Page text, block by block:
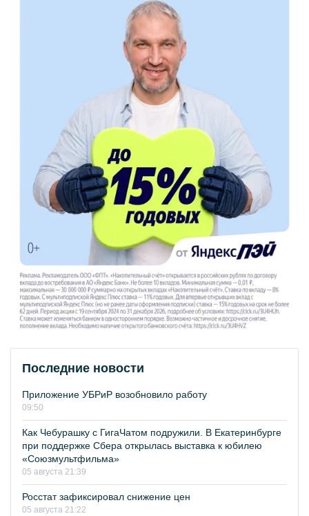
Последние новости
Приложение УБРиР возобновило работу
09:50
Как Чебурашку с ГигаЧатом подружили. В Екатеринбурге
при поддержке Сбера открылась выставка к юбилею
«Союзмультфильма»
05 августа 21:39
Росстат зафиксировал снижение цен
05 августа 21:22